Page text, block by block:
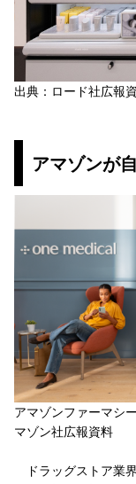
出典：ロード社広報
アマゾンが
アマゾンファーマシ
マゾン社広報資料
ドラッグストア業